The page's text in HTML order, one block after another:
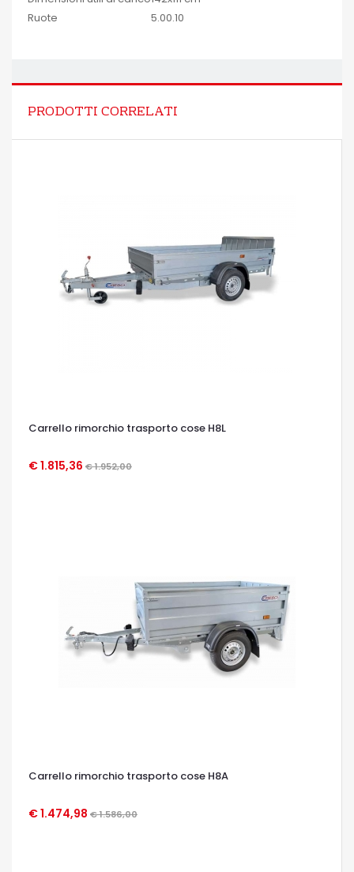
Ruote
5.00.10
PRODOTTI CORRELATI
Carrello rimorchio trasporto cose H8L
€ 1.815,36 € 1.952,00
OCCHIATA VELOCE
Carrello rimorchio trasporto cose H8A
€ 1.474,98 € 1.586,00
OCCHIATA VELOCE